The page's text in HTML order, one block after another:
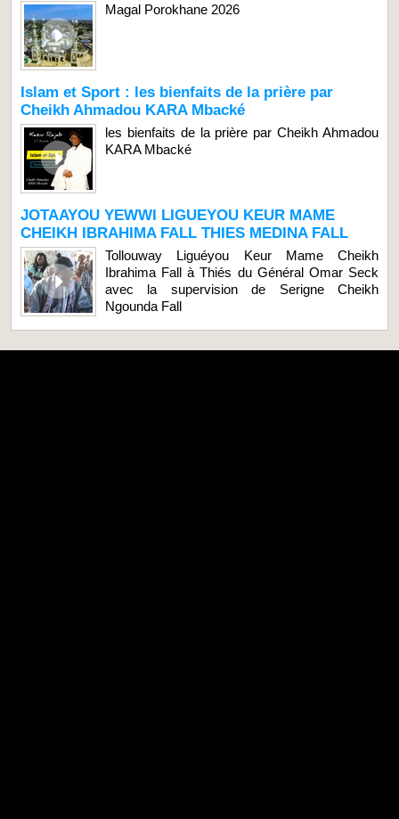
Magal Porokhane 2026
Islam et Sport : les bienfaits de la prière par
Cheikh Ahmadou KARA Mbacké
les bienfaits de la prière par Cheikh Ahmadou
KARA Mbacké
JOTAAYOU YEWWI LIGUEYOU KEUR MAME
CHEIKH IBRAHIMA FALL THIES MEDINA FALL
Tollouway Liguéyou Keur Mame Cheikh
Ibrahima Fall à Thiés du Général Omar Seck
avec la supervision de Serigne Cheikh
Ngounda Fall